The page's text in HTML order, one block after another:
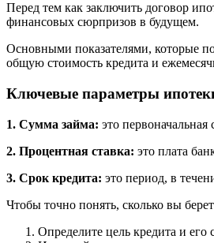
Перед тем как заключить договор
финансовых сюрпризов в будущем.
Основными показателями, которые
общую стоимость кредита и
Ключевые параметры
1. Сумма займа: это первоначальная
2. Процентная ставка: это плата
3. Срок кредита: это период, в
Чтобы точно понять, сколько вы
Определите цель кредита и его